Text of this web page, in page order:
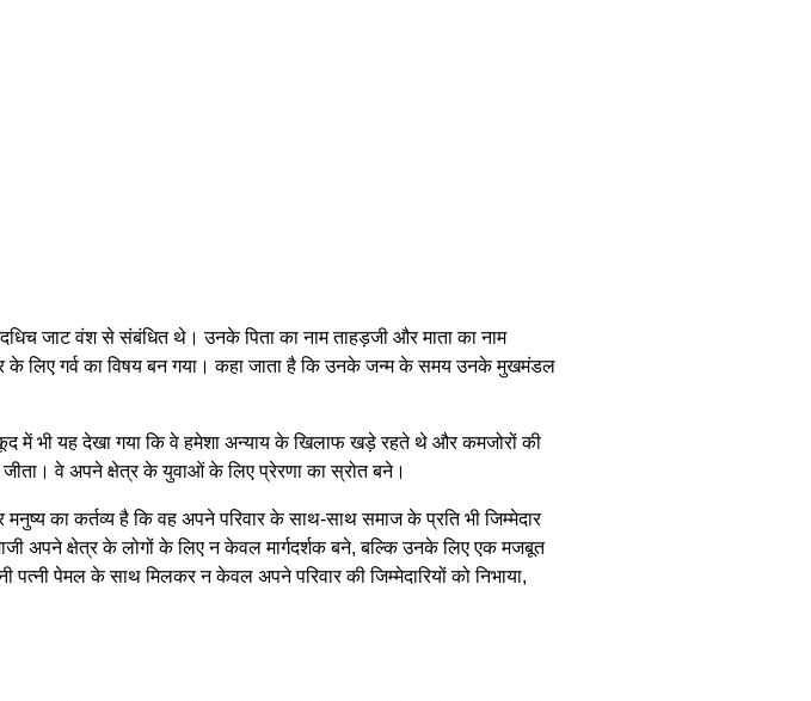
जाट वंश से संबंधित थे। उनके पिता का नाम ताहड़जी और माता का नाम
के लिए गर्व का विषय बन गया। कहा जाता है कि उनके जन्म के समय उनके मुखमंडल
में भी यह देखा गया कि वे हमेशा अन्याय के खिलाफ खड़े रहते थे और कमजोरों की
वे अपने क्षेत्र के युवाओं के लिए प्रेरणा का स्रोत बने।
का कर्तव्य है कि वह अपने परिवार के साथ-साथ समाज के प्रति भी जिम्मेदार
अपने क्षेत्र के लोगों के लिए न केवल मार्गदर्शक बने, बल्कि उनके लिए एक मजबूत
पेमल के साथ मिलकर न केवल अपने परिवार की जिम्मेदारियों को निभाया,